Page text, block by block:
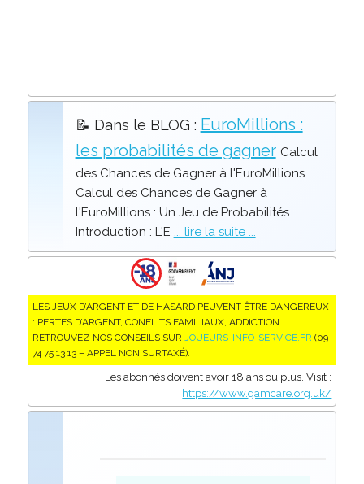
📝 Dans le BLOG : EuroMillions :
les probabilités de gagner Calcul
des Chances de Gagner à l'EuroMillions
Calcul des Chances de Gagner à
l'EuroMillions : Un Jeu de Probabilités
Introduction : L'E ... lire la suite ...
LES JEUX D’ARGENT ET DE HASARD PEUVENT ÊTRE DANGEREUX
: PERTES D’ARGENT, CONFLITS FAMILIAUX, ADDICTION...
RETROUVEZ NOS CONSEILS SUR JOUEURS-INFO-SERVICE.FR (09
74 75 13 13 – APPEL NON SURTAXÉ).
Les abonnés doivent avoir 18 ans ou plus. Visit :
https://www.gamcare.org.uk/